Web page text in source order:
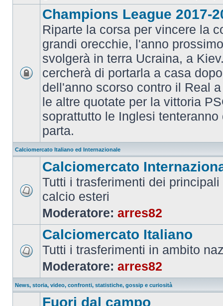
Champions League 2017-
Riparte la corsa per vincere la
grandi orecchie, l'anno
svolgerà in terra Ucraina, a
cercherà di portarla a casa
dell'anno scorso contro il Real
le altre quotate per la vittoria
soprattutto le Inglesi tenteranno
parta.
Calciomercato Italiano ed Internazionale
Calciomercato
Tutti i trasferimenti dei
calcio esteri
Moderatore: arres82
Calciomercato Italiano
Tutti i trasferimenti in ambito
Moderatore: arres82
News, storia, video, confronti, statistiche, gossip e curiosità
Fuori dal campo